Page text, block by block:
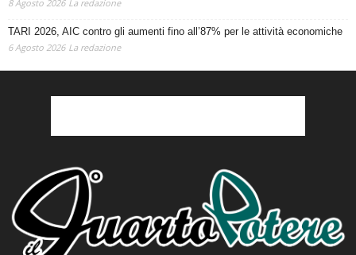
8 Agosto 2026 La redazione
TARI 2026, AIC contro gli aumenti fino all’87% per le attività economiche
6 Agosto 2026 La redazione